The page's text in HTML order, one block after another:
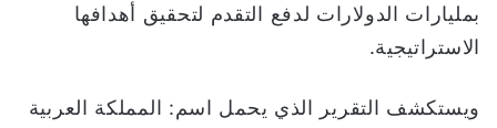
بمليارات الدولارات لدفع التقدم لتحقيق أهدافها
الاستراتيجية.
ويستكشف التقرير الذي يحمل اسم: المملكة العربية